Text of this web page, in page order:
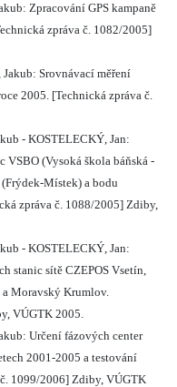
Zpracování GPS kampaně
zpráva č. 1082/2005]
Srovnávací měření
2005. [Technická zpráva č.
- KOSTELECKÝ, Jan:
VSBO (Vysoká škola báňská -
Místek) a bodu
zpráva č. 1088/2005] Zdiby,
- KOSTELECKÝ, Jan:
stanic sítě CZEPOS Vsetín,
Moravský Krumlov.
VÚGTK 2005.
Určení fázových center
2001-2005 a testování
1099/2006] Zdiby, VÚGTK